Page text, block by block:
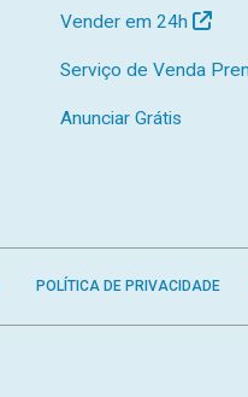
Vender em 24h
Serviço de Venda
Anunciar Grátis
POLÍTICA DE PRIVACIDADE